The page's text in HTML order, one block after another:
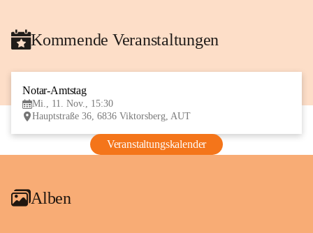
Kommende Veranstaltungen
Notar-Amtstag
Mi., 11. Nov., 15:30
Hauptstraße 36, 6836 Viktorsberg, AUT
Veranstaltungskalender
Alben